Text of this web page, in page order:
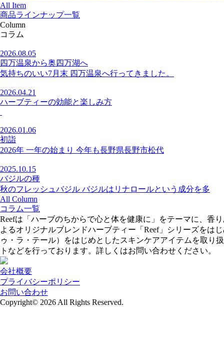
All Item
商品ラインナップ一覧
Column
コラム
2026.08.05
四万温泉から奥四万湖へ
気持ちのいい7月末 四万温泉へ行ってきました。
2026.04.21
ハーブティーの効能と楽しみ方
2026.01.06
初詣
2026年 一年の始まり 今年も長野県長野市松代
2025.10.15
バジルの種
秋のフレッシュバジル バジルはリナロールという成分を多
All Column
コラム一覧
Reefは「ハーブのちからで心と体を健康に」をテーマに、香
よるオリジナルブレンドハーブティー「Reef」シリーズをは
ゥ・ラ・テール）をはじめとしたスキンケアアイテムを取り
トなどを行っております。詳しくはお問い合わせください。
会社概要
プライバシーポリシー
お問い合わせ
Copyright© 2026 All Rights Reserved.